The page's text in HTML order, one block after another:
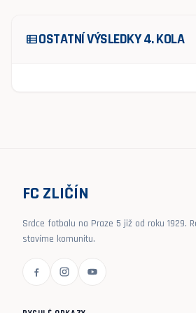
view_listOSTATNÍ VÝSLEDKY 4. KOLA
FC ZLIČÍN
Srdce fotbalu na Praze 5 již od roku 1929.
stavíme komunitu.